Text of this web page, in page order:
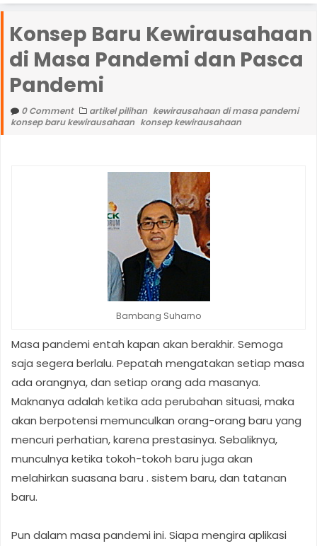
n
u
Konsep Baru Kewirausahaan
di Masa Pandemi dan Pasca
Pandemi
0 Comment artikel pilihan kewirausahaan di masa pandemi
konsep baru kewirausahaan konsep kewirausahaan
Bambang Suharno
Masa pandemi entah kapan akan berakhir. Semoga
saja segera berlalu. Pepatah mengatakan setiap masa
ada orangnya, dan setiap orang ada masanya.
Maknanya adalah ketika ada perubahan situasi, maka
akan berpotensi memunculkan orang-orang baru yang
mencuri perhatian, karena prestasinya. Sebaliknya,
munculnya ketika tokoh-tokoh baru juga akan
melahirkan suasana baru . sistem baru, dan tatanan
baru.
Pun dalam masa pandemi ini. Siapa mengira aplikasi